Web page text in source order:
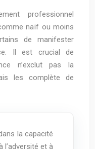
professionnel
naïf ou moins
de manifester
Il est crucial de
n’exclut pas la
les complète de
la capacité
l’adversité et à